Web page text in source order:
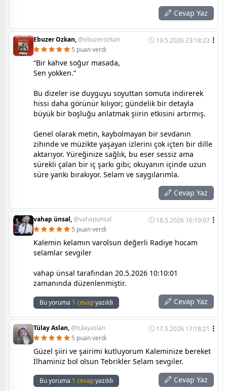
Cevap Yaz
Ebuzer Ozkan,@ebuzerozkan
19.5.2026 23:18:23
5 puan verdi
“Bir kahve soğur masada,
Sen yokken.”
Bu dizeler ise duyguyu soyuttan somuta indirerek
hissi daha görünür kılıyor; gündelik bir detayla
büyük bir boşluğu anlatmak şiirin etkisini artırmış.
Genel olarak metin, kaybolmayan bir sevdanın
zihinde ve müzikte yaşayan izlerini çok içten bir dille
aktarıyor. Yüreğinize sağlık, bu eser sessiz ama
sürekli çalan bir iç şarkı gibi; okuyanın içinde uzun
süre yankı bırakıyor. Selam ve saygılarımla.
Cevap Yaz
vahap ünsal,@vahapunsal
18.5.2026 16:10:07
5 puan verdi
Kalemin kelamın varolsun değerli Radiye hocam
selamlar sevgiler
vahap ünsal tarafından 20.5.2026 10:10:01
zamanında düzenlenmiştir.
Bu yoruma 1 cevapyazıldı Cevap Yaz
Tülay Aslan,@tulayaslan
17.5.2026 17:18:21
5 puan verdi
Güzel şiiri ve şairimi kutluyorum Kaleminize bereket
İlhaminiz bol olsun Tebrikler Selam sevgiler.
Bu yoruma 1 cevapyazıldı Cevap Yaz